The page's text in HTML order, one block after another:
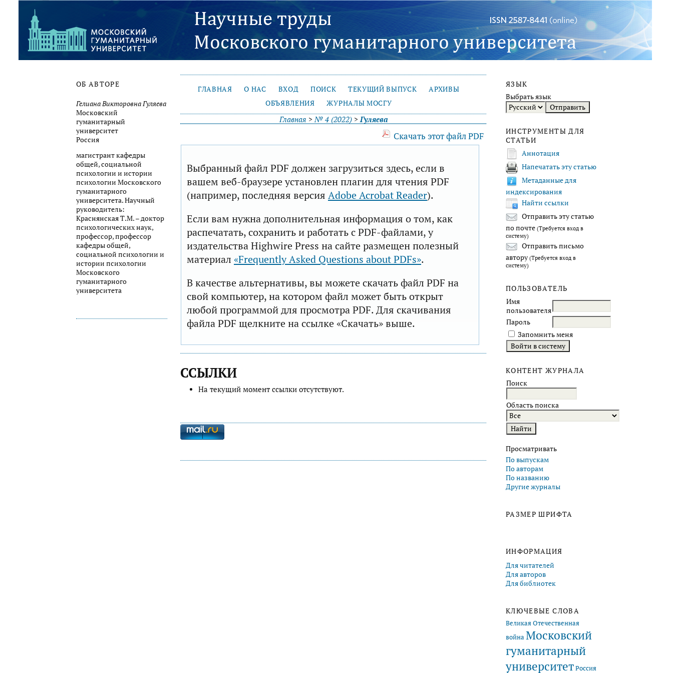
ОБ АВТОРЕ
Гелиана Викторовна Гуляева
Московский
гуманитарный
университет
Россия
магистрант кафедры
общей, социальной
психологии и истории
психологии Московского
гуманитарного
университета. Научный
руководитель:
Краснянская Т.М. – доктор
психологических наук,
профессор, профессор
кафедры общей,
социальной психологии и
истории психологии
Московского
гуманитарного
университета
ЯЗЫК
Выбрать язык
ИНСТРУМЕНТЫ ДЛЯ
СТАТЬИ
Аннотация
Напечатать эту статью
Метаданные для
индексирования
Найти ссылки
Отправить эту статью
по почте (Требуется вход в
систему)
Отправить письмо
автору (Требуется вход в
систему)
ПОЛЬЗОВАТЕЛЬ
Имя
пользователя
Пароль
Запомнить меня
КОНТЕНТ ЖУРНАЛА
Поиск
Область поиска
Просматривать
По выпускам
По авторам
По названию
Другие журналы
РАЗМЕР ШРИФТА
ИНФОРМАЦИЯ
Для читателей
Для авторов
Для библиотек
КЛЮЧЕВЫЕ СЛОВА
Великая Отечественная
войнаМосковский
гуманитарный
университетРоссия
ГЛАВНАЯ О НАС ВХОД ПОИСК ТЕКУЩИЙ ВЫПУСК
АРХИВЫ
ОБЪЯВЛЕНИЯ
ЖУРНАЛЫ МОСГУ
Главная >№ 4 (2022)>Гуляева
Скачать этот файл PDF
Выбранный файл PDF должен загрузиться здесь, если в
вашем веб-браузере установлен плагин для чтения PDF
(например, последняя версия Adobe Acrobat Reader).
Если вам нужна дополнительная информация о том, как
распечатать, сохранить и работать с PDF-файлами, у
издательства Highwire Press на сайте размещен полезный
материал «Frequently Asked Questions about PDFs».
В качестве альтернативы, вы можете скачать файл PDF на
свой компьютер, на котором файл может быть открыт
любой программой для просмотра PDF. Для скачивания
файла PDF щелкните на ссылке «Скачать» выше.
ССЫЛКИ
На текущий момент ссылки отсутствуют.